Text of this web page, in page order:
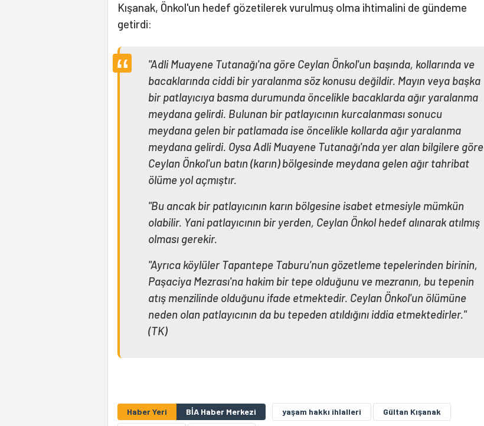
Kışanak, Önkol'un hedef gözetilerek vurulmuş olma ihtimalini de gündeme
getirdi:
"Adli Muayene Tutanağı'na göre Ceylan Önkol'un başında, kollarında ve
bacaklarında ciddi bir yaralanma söz konusu değildir. Mayın veya başka
bir patlayıcıya basma durumunda öncelikle bacaklarda ağır yaralanma
meydana gelirdi. Bulunan bir patlayıcının kurcalanması sonucu
meydana gelen bir patlamada ise öncelikle kollarda ağır yaralanma
meydana gelirdi. Oysa Adli Muayene Tutanağı'nda yer alan bilgilere göre
Ceylan Önkol'un batın (karın) bölgesinde meydana gelen ağır tahribat
ölüme yol açmıştır.
"Bu ancak bir patlayıcının karın bölgesine isabet etmesiyle mümkün
olabilir. Yani patlayıcının bir yerden, Ceylan Önkol hedef alınarak atılmış
olması gerekir.
"Ayrıca köylüler Tapantepe Taburu'nun gözetleme tepelerinden birinin,
Paşaciya Mezrası'na hakim bir tepe olduğunu ve mezranın, bu tepenin
atış menzilinde olduğunu ifade etmektedir. Ceylan Önkol'un ölümüne
neden olan patlayıcının da bu tepeden atıldığını iddia etmektedirler."
(TK)
Haber Yeri BİA Haber Merkezi yaşam hakkı ihlalleri Gültan Kışanak